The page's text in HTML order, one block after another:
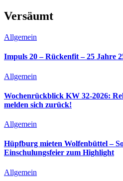
Versäumt
Allgemein
Impuls 20 – Rückenfit – 25 Jahre
Allgemein
Wochenrückblick KW 32-2026:
melden sich zurück!
Allgemein
Hüpfburg mieten Wolfenbüttel –
Einschulungsfeier zum Highlight
Allgemein